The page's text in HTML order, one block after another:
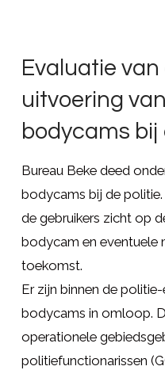
Evaluatie
uitvoering
bodycams bij
Bureau Beke deed
bodycams bij de
de gebruikers zicht op
bodycam en eventuele
toekomst.
Er zijn binnen de
bodycams in omloop.
operationele
politiefunctionarissen